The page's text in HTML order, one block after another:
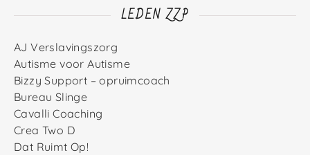
LEDEN ZZP
AJ Verslavingszorg
Autisme voor Autisme
Bizzy Support – opruimcoach
Bureau Slinge
Cavalli Coaching
Crea Two D
Dat Ruimt Op!